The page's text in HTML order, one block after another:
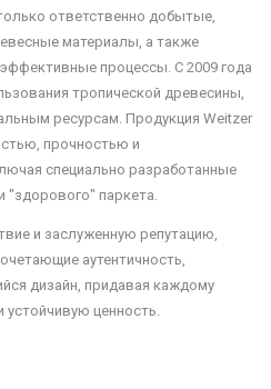
ответственно добытые,
материалы, а также
процессы. С 2009 года
тропической древесины,
ресурсам. Продукция Weitzer
прочностью и
специально разработанные
"здорового" паркета.
и заслуженную репутацию,
аутентичность,
дизайн, придавая каждому
устойчивую ценность.